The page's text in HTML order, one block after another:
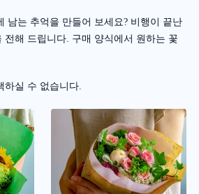
남는 추억을 만들어 보세요? 비행이 끝난
전해 드립니다. 구매 양식에서 원하는 꽃
실 수 없습니다.